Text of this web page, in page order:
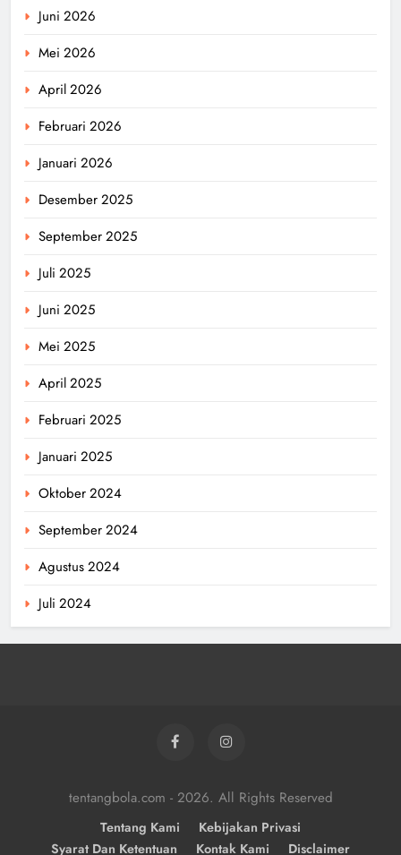
Juni 2026
Mei 2026
April 2026
Februari 2026
Januari 2026
Desember 2025
September 2025
Juli 2025
Juni 2025
Mei 2025
April 2025
Februari 2025
Januari 2025
Oktober 2024
September 2024
Agustus 2024
Juli 2024
tentangbola.com - 2026. All Rights Reserved
Tentang Kami
Kebijakan Privasi
Syarat Dan Ketentuan
Kontak Kami Disclaimer